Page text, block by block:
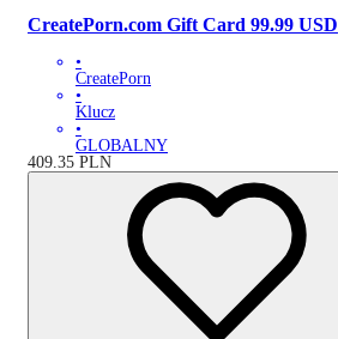
CreatePorn.com Gift Card 99.99 USD
•
CreatePorn
•
Klucz
•
GLOBALNY
409.35 PLN